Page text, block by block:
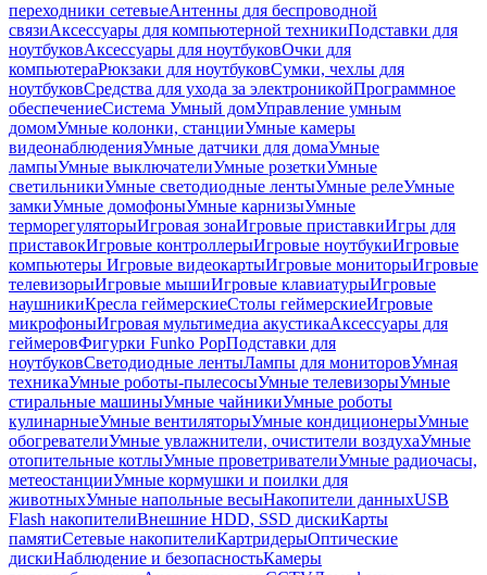
переходники сетевыеАнтенны для беспроводной
связиАксессуары для компьютерной техникиПодставки для
ноутбуковАксессуары для ноутбуковОчки для
компьютераРюкзаки для ноутбуковСумки, чехлы для
ноутбуковСредства для ухода за электроникойПрограммное
обеспечениеСистема Умный домУправление умным
домомУмные колонки, станцииУмные камеры
видеонаблюденияУмные датчики для домаУмные
лампыУмные выключателиУмные розеткиУмные
светильникиУмные светодиодные лентыУмные релеУмные
замкиУмные домофоныУмные карнизыУмные
терморегуляторыИгровая зонаИгровые приставкиИгры для
приставокИгровые контроллерыИгровые ноутбукиИгровые
компьютеры Игровые видеокартыИгровые мониторыИгровые
телевизорыИгровые мышиИгровые клавиатурыИгровые
наушникиКресла геймерскиеСтолы геймерскиеИгровые
микрофоныИгровая мультимедиа акустикаАксессуары для
геймеровФигурки Funko PopПодставки для
ноутбуковСветодиодные лентыЛампы для мониторовУмная
техникаУмные роботы-пылесосыУмные телевизорыУмные
стиральные машиныУмные чайникиУмные роботы
кулинарныеУмные вентиляторыУмные кондиционерыУмные
обогревателиУмные увлажнители, очистители воздухаУмные
отопительные котлыУмные проветривателиУмные радиочасы,
метеостанцииУмные кормушки и поилки для
животныхУмные напольные весыНакопители данныхUSB
Flash накопителиВнешние HDD, SSD дискиКарты
памятиСетевые накопителиКартридерыОптические
дискиНаблюдение и безопасностьКамеры